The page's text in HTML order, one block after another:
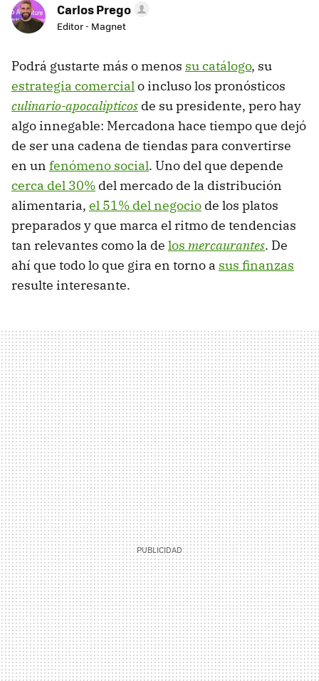
Carlos Prego
Editor - Magnet
Podrá gustarte más o menos su catálogo, su
estrategia comercialo incluso los pronósticos
culinario-apocalípticos de su presidente, pero hay
algo innegable: Mercadona hace tiempo que dejó
de ser una cadena de tiendas para convertirse
en un fenómeno social. Uno del que depende
cerca del 30% del mercado de la distribución
alimentaria, el 51% del negocio de los platos
preparados y que marca el ritmo de tendencias
tan relevantes como la de los mercaurantes. De
ahí que todo lo que gira en torno a sus finanzas
resulte interesante.